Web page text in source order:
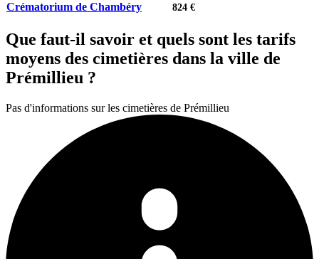
Crématorium de Chambéry 824 €
Que faut-il savoir et quels sont les tarifs
moyens des cimetières dans la ville de
Prémillieu ?
Pas d'informations sur les cimetières de Prémillieu